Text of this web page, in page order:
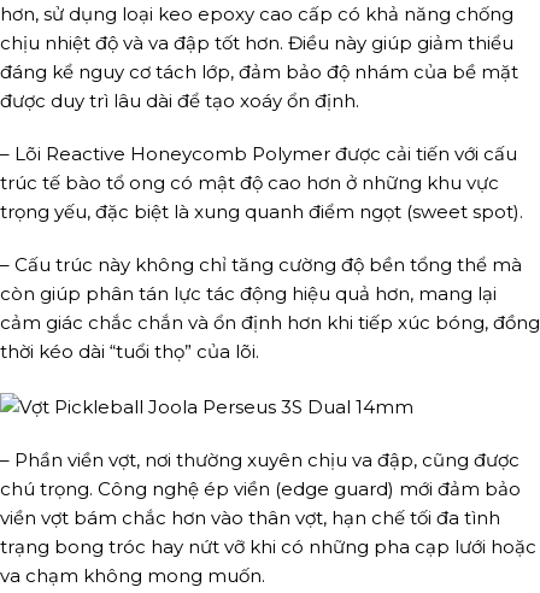
hơn, sử dụng loại keo epoxy cao cấp có khả năng chống
chịu nhiệt độ và va đập tốt hơn. Điều này giúp giảm thiểu
đáng kể nguy cơ tách lớp, đảm bảo độ nhám của bề mặt
được duy trì lâu dài để tạo xoáy ổn định.
– Lõi Reactive Honeycomb Polymer được cải tiến với cấu
trúc tế bào tổ ong có mật độ cao hơn ở những khu vực
trọng yếu, đặc biệt là xung quanh điểm ngọt (sweet spot).
– Cấu trúc này không chỉ tăng cường độ bền tổng thể mà
còn giúp phân tán lực tác động hiệu quả hơn, mang lại
cảm giác chắc chắn và ổn định hơn khi tiếp xúc bóng, đồng
thời kéo dài “tuổi thọ” của lõi.
– Phần viền vợt, nơi thường xuyên chịu va đập, cũng được
chú trọng. Công nghệ ép viền (edge guard) mới đảm bảo
viền vợt bám chắc hơn vào thân vợt, hạn chế tối đa tình
trạng bong tróc hay nứt vỡ khi có những pha cạp lưới hoặc
va chạm không mong muốn.